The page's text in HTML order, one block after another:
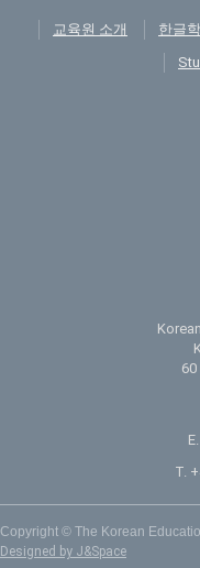
교육원 소개 한글
E.
T.
Copyright © The Korean
Designed by J&Space